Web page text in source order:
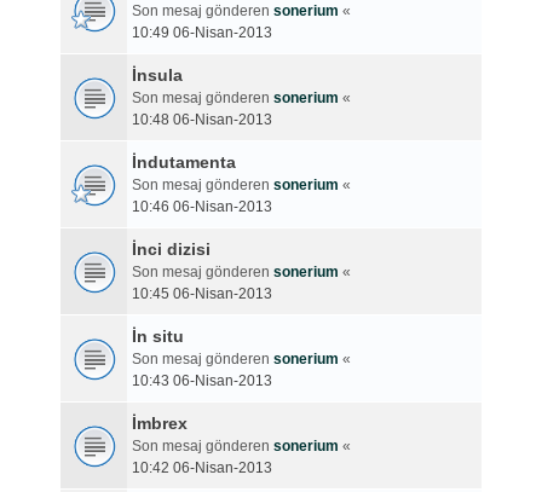
Son mesaj gönderen sonerium «
10:49 06-Nisan-2013
İnsula
Son mesaj gönderen sonerium «
10:48 06-Nisan-2013
İndutamenta
Son mesaj gönderen sonerium «
10:46 06-Nisan-2013
İnci dizisi
Son mesaj gönderen sonerium «
10:45 06-Nisan-2013
İn situ
Son mesaj gönderen sonerium «
10:43 06-Nisan-2013
İmbrex
Son mesaj gönderen sonerium «
10:42 06-Nisan-2013